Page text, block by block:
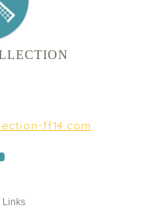
ff14.com
Links